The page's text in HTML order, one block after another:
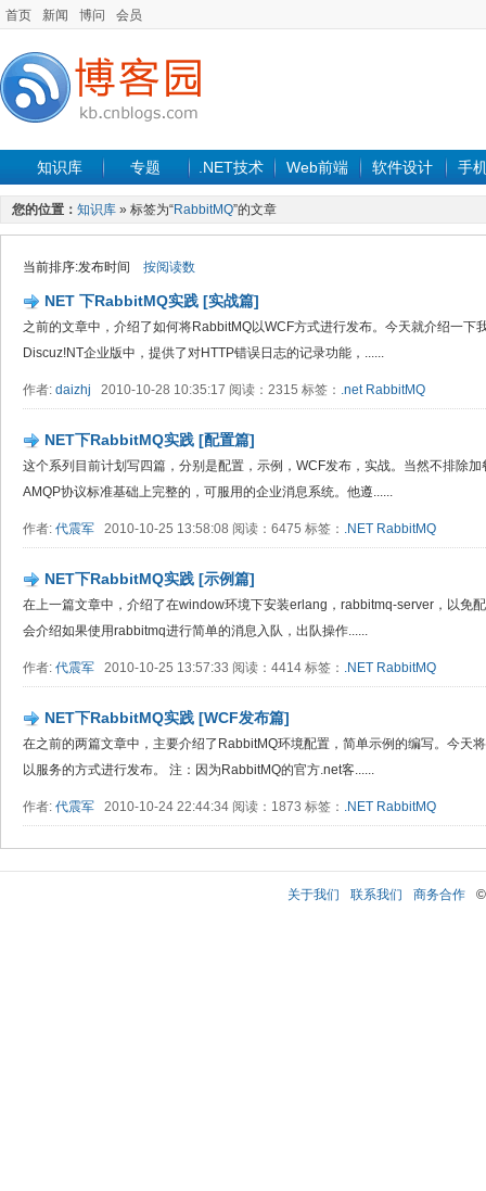
首页 新闻 博问 会员
知识库 专题 .NET技术 Web前端 软件设计 手
您的位置： 知识库 » 标签为“RabbitMQ”的文章
当前排序:发布时间 按阅读数
NET 下RabbitMQ实践 [实战篇]
之前的文章中，介绍了如何将RabbitMQ以WCF方式进行发布。今天就介绍一下
Discuz!NT企业版中，提供了对HTTP错误日志的记录功能，......
作者: daizhj 2010-10-28 10:35:17 阅读：2315 标签： .net RabbitMQ
NET下RabbitMQ实践 [配置篇]
这个系列目前计划写四篇，分别是配置，示例，WCF发布，实战。当然不排除
AMQP协议标准基础上完整的，可服用的企业消息系统。他遵......
作者: 代震军 2010-10-25 13:58:08 阅读：6475 标签： .NET RabbitMQ
NET下RabbitMQ实践 [示例篇]
在上一篇文章中，介绍了在window环境下安装erlang，rabbitmq-server，以免
会介绍如果使用rabbitmq进行简单的消息入队，出队操作......
作者: 代震军 2010-10-25 13:57:33 阅读：4414 标签： .NET RabbitMQ
NET下RabbitMQ实践 [WCF发布篇]
在之前的两篇文章中，主要介绍了RabbitMQ环境配置，简单示例的编写。今天
以服务的方式进行发布。 注：因为RabbitMQ的官方.net客......
作者: 代震军 2010-10-24 22:44:34 阅读：1873 标签： .NET RabbitMQ
关于我们 联系我们 商务合作